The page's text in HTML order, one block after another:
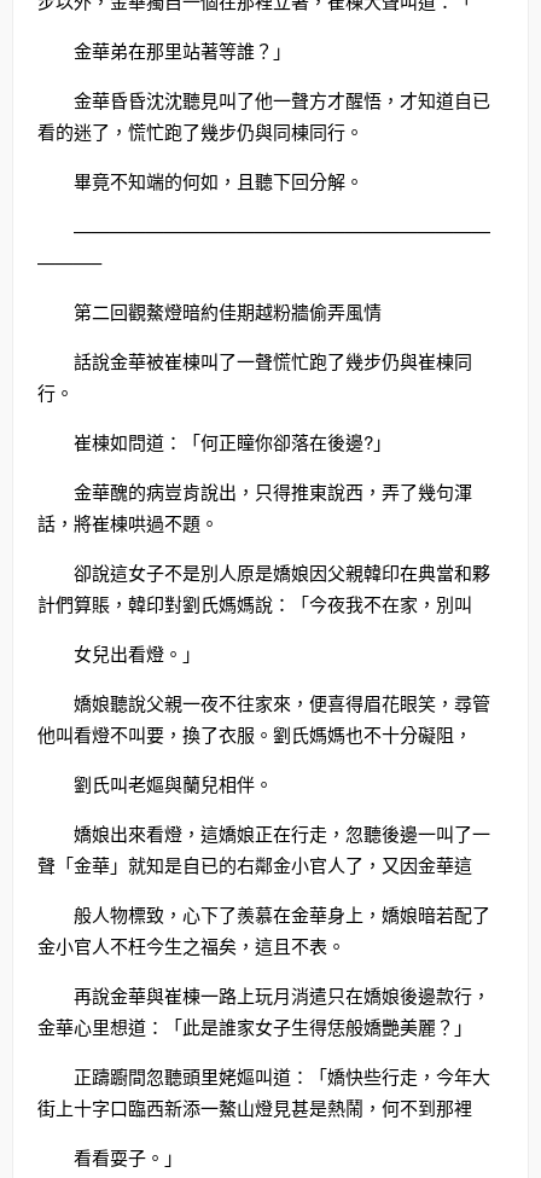
金華弟在那里站著等誰？」
金華昏昏沈沈聽見叫了他一聲方才醒悟，才知道自已
看的迷了，慌忙跑了幾步仍與同棟同行。
畢竟不知端的何如，且聽下回分解。
———————————————————————
———–
第二回觀鰲燈暗約佳期越粉牆偷弄風情
話說金華被崔棟叫了一聲慌忙跑了幾步仍與崔棟同
行。
崔棟如問道：「何正瞳你卻落在後邊?」
金華醜的病豈肯說出，只得推東說西，弄了幾句渾
話，將崔棟哄過不題。
卻說這女子不是別人原是嬌娘因父親韓印在典當和夥
計們算賬，韓印對劉氏媽媽說：「今夜我不在家，別叫
女兒出看燈。」
嬌娘聽說父親一夜不往家來，便喜得眉花眼笑，尋管
他叫看燈不叫要，換了衣服。劉氏媽媽也不十分礙阻，
劉氏叫老嫗與蘭兒相伴。
嬌娘出來看燈，這嬌娘正在行走，忽聽後邊一叫了一
聲「金華」就知是自已的右鄰金小官人了，又因金華這
般人物標致，心下了羨慕在金華身上，嬌娘暗若配了
金小官人不枉今生之福矣，這且不表。
再說金華與崔棟一路上玩月消遣只在嬌娘後邊款行，
金華心里想道：「此是誰家女子生得恁般嬌艷美麗？」
正躊躕間忽聽頭里姥嫗叫道：「嬌快些行走，今年大
街上十字口臨西新添一鰲山燈見甚是熱鬧，何不到那裡
看看耍子。」